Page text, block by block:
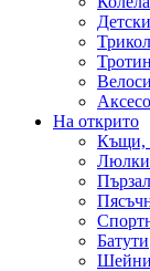
На открито
Къщи,
Люлки
Батути
Шейни